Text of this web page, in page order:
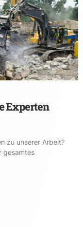
Experten
zu unserer Arbeit?
gesamtes